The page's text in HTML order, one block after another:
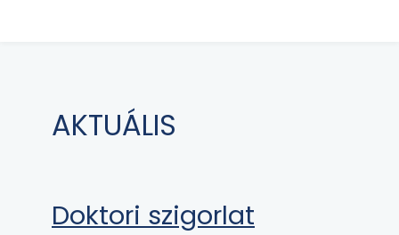
AKTUÁLIS
Doktori szigorlat